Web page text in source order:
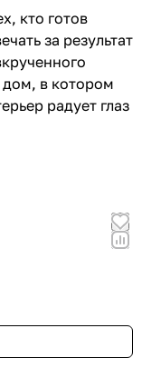
кто готов
за результат
в котором
радует глаз